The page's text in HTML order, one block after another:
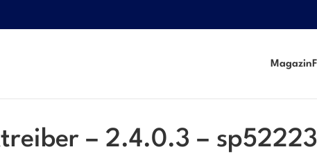
Magazin
– 2.4.0.3 –